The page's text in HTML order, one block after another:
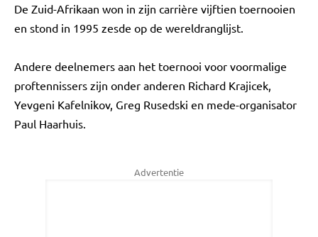
De Zuid-Afrikaan won in zijn carrière vijftien toernooien
en stond in 1995 zesde op de wereldranglijst.
Andere deelnemers aan het toernooi voor voormalige
proftennissers zijn onder anderen Richard Krajicek,
Yevgeni Kafelnikov, Greg Rusedski en mede-organisator
Paul Haarhuis.
Advertentie